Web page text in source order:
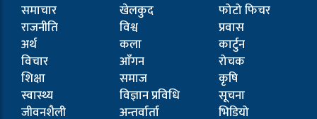
समाचार
राजनीति
अर्थ
विचार
शिक्षा
स्वास्थ्य
जीवनशैली
खेलकुद
विश्व
कला
आँगन
समाज
विज्ञान प्रविधि
अन्तर्वार्ता
फोटो फिचर
प्रवास
कार्टुन
रोचक
कृषि
सूचना
भिडियो